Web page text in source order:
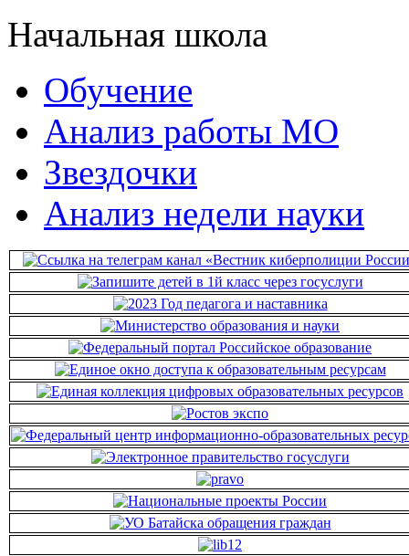
Начальная школа
Обучение
Анализ работы МО
Звездочки
Анализ недели науки